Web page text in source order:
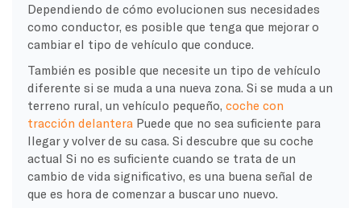
Dependiendo de cómo evolucionen sus necesidades
como conductor, es posible que tenga que mejorar o
cambiar el tipo de vehículo que conduce.
También es posible que necesite un tipo de vehículo
diferente si se muda a una nueva zona. Si se muda a un
terreno rural, un vehículo pequeño, coche con
tracción delanteraPuede que no sea suficiente para
llegar y volver de su casa. Si descubre que su coche
actual Si no es suficiente cuando se trata de un
cambio de vida significativo, es una buena señal de
que es hora de comenzar a buscar uno nuevo.